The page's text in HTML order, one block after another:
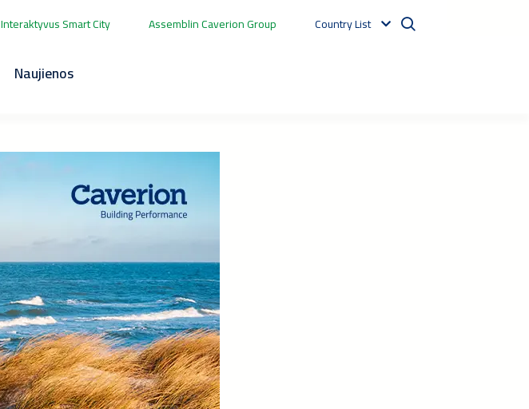
Interaktyvus Smart City Assemblin Caverion Group Country List
Naujienos